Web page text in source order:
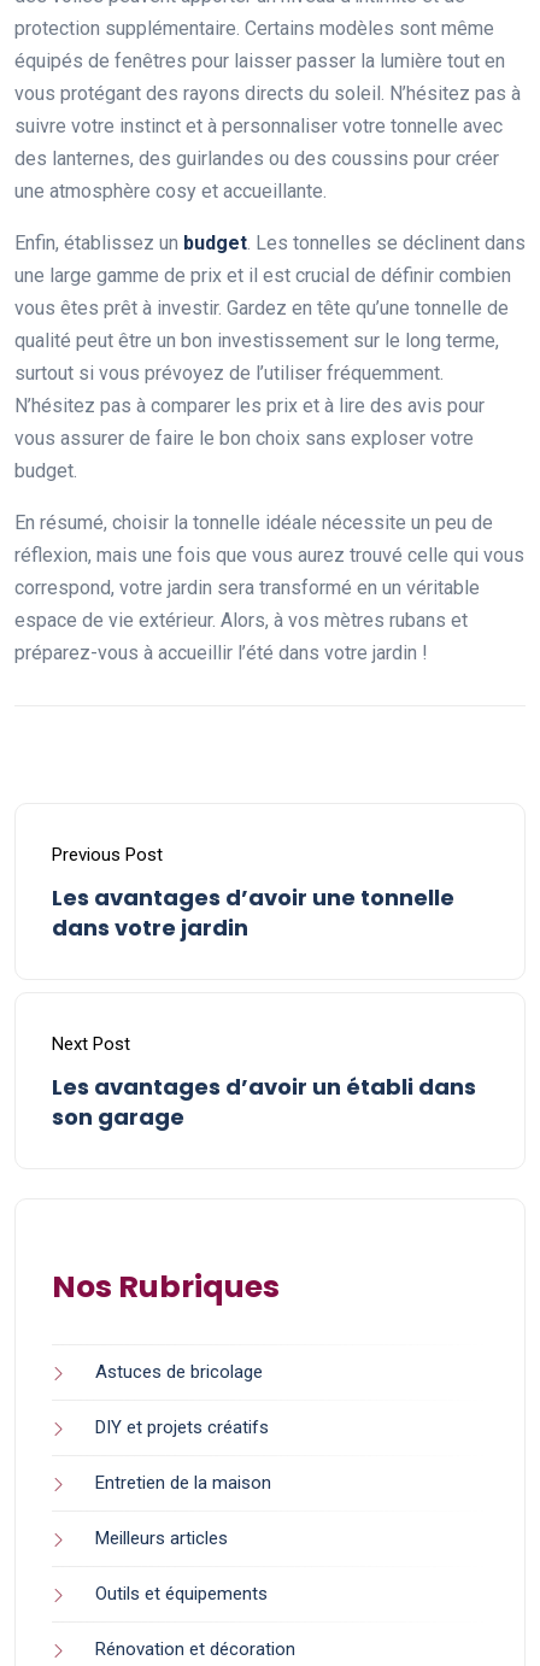
protection supplémentaire. Certains modèles sont même
équipés de fenêtres pour laisser passer la lumière tout en
vous protégant des rayons directs du soleil. N’hésitez pas à
suivre votre instinct et à personnaliser votre tonnelle avec
des lanternes, des guirlandes ou des coussins pour créer
une atmosphère cosy et accueillante.
Enfin, établissez un budget . Les tonnelles se déclinent dans
une large gamme de prix et il est crucial de définir combien
vous êtes prêt à investir. Gardez en tête qu’une tonnelle de
qualité peut être un bon investissement sur le long terme,
surtout si vous prévoyez de l’utiliser fréquemment.
N’hésitez pas à comparer les prix et à lire des avis pour
vous assurer de faire le bon choix sans exploser votre
budget.
En résumé, choisir la tonnelle idéale nécessite un peu de
réflexion, mais une fois que vous aurez trouvé celle qui vous
correspond, votre jardin sera transformé en un véritable
espace de vie extérieur. Alors, à vos mètres rubans et
préparez-vous à accueillir l’été dans votre jardin !
Previous Post
Les avantages d’avoir une tonnelle
dans votre jardin
Next Post
Les avantages d’avoir un établi dans
son garage
Nos Rubriques
Astuces de bricolage
DIY et projets créatifs
Entretien de la maison
Meilleurs articles
Outils et équipements
Rénovation et décoration